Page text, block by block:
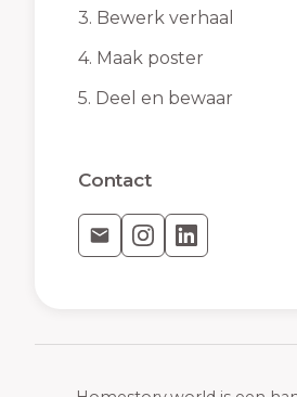
3. Bewerk verhaal
4. Maak poster
5. Deel en bewaar
Contact